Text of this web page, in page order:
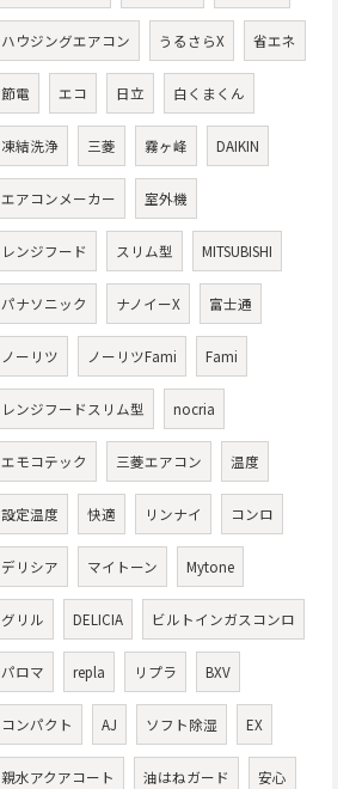
ハウジングエアコン うるさらX 省エネ
節電 エコ 日立 白くまくん
凍結洗浄 三菱 霧ヶ峰 DAIKIN
エアコンメーカー 室外機
レンジフード スリム型 MITSUBISHI
パナソニック ナノイーX 富士通
ノーリツ ノーリツFami Fami
レンジフードスリム型 nocria
エモコテック 三菱エアコン 温度
設定温度 快適 リンナイ コンロ
デリシア マイトーン Mytone
グリル DELICIA ビルトインガスコンロ
パロマ repla リプラ BXV
コンパクト AJ ソフト除湿 EX
親水アクアコート 油はねガード 安心